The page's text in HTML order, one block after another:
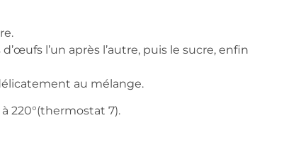
l’un après l’autre, puis le sucre, enfin
au mélange.
220°(thermostat 7).